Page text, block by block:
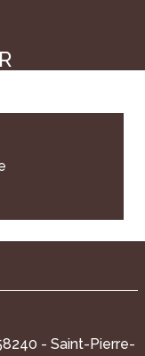
- Saint-Pierre-